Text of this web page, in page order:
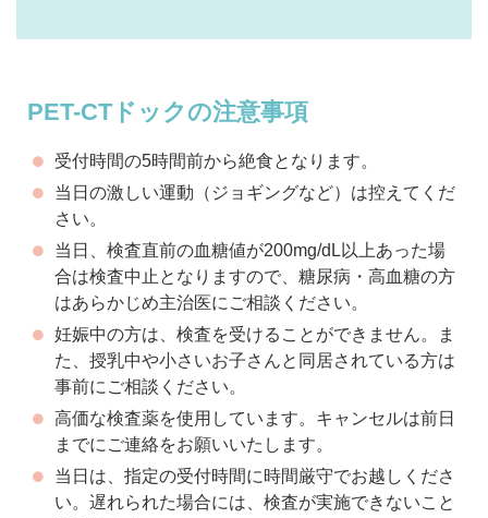
PET-CTドックの注意事項
受付時間の5時間前から絶食となります。
当日の激しい運動（ジョギングなど）は控えてくだ
さい。
当日、検査直前の血糖値が200mg/dL以上あった場
合は検査中止となりますので、糖尿病・高血糖の方
はあらかじめ主治医にご相談ください。
妊娠中の方は、検査を受けることができません。ま
た、授乳中や小さいお子さんと同居されている方は
事前にご相談ください。
高価な検査薬を使用しています。キャンセルは前日
までにご連絡をお願いいたします。
当日は、指定の受付時間に時間厳守でお越しくださ
い。遅れられた場合には、検査が実施できないこと